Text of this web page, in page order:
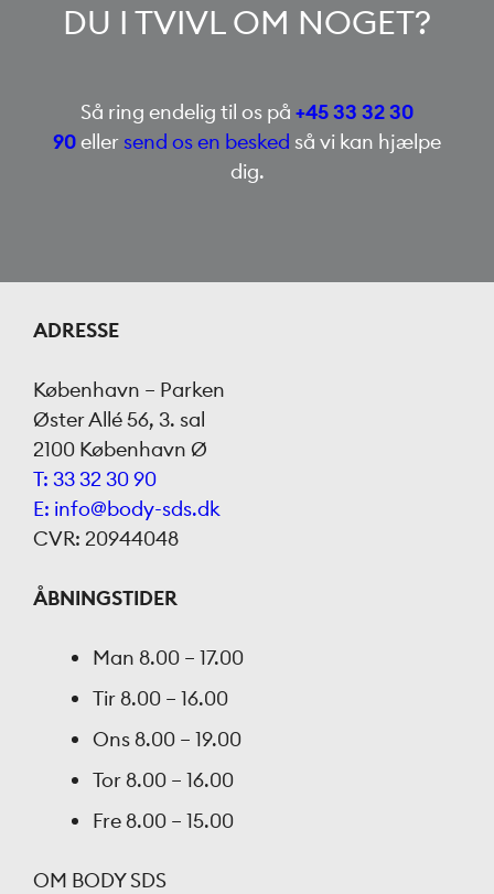
DU I TVIVL OM NOGET?
Så ring endelig til os på +45 33 32 30
90eller send os en besked så vi kan hjælpe
dig.
ADRESSE
København – Parken
Øster Allé 56, 3. sal
2100 København Ø
T: 33 32 30 90
E: info@body-sds.dk
CVR: 20944048
ÅBNINGSTIDER
Man 8.00 – 17.00
Tir 8.00 – 16.00
Ons 8.00 – 19.00
Tor 8.00 – 16.00
Fre 8.00 – 15.00
OM BODY SDS